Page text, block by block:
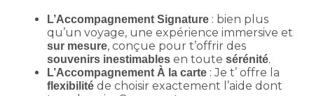
L’Accompagnement Signature: bien plus
qu’un voyage, une expérience immersive et
sur mesure, conçue pour t’offrir des
souvenirs inestimablesen toute sérénité.
L’Accompagnement À la carte: Je t’ offre la
flexibilité de choisir exactement l’aide dont